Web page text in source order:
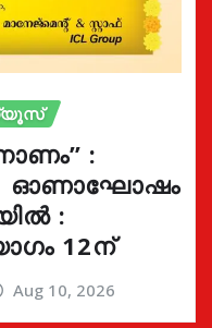
:
ഓണാഘോഷം
:
12ന്
Aug 10, 2026